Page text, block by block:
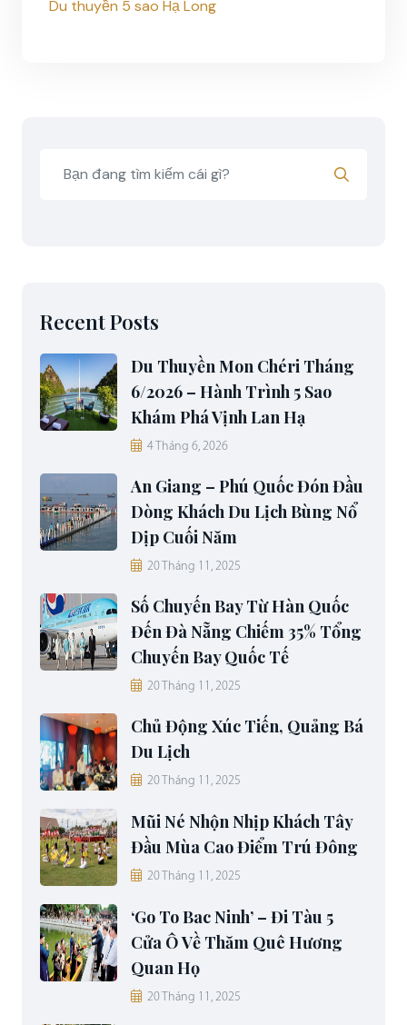
Du thuyền 5 sao Hạ Long
Recent Posts
Du Thuyền Mon Chéri Tháng
6/2026 – Hành Trình 5 Sao
Khám Phá Vịnh Lan Hạ
4 Tháng 6, 2026
An Giang – Phú Quốc Đón Đầu
Dòng Khách Du Lịch Bùng Nổ
Dịp Cuối Năm
20 Tháng 11, 2025
Số Chuyến Bay Từ Hàn Quốc
Đến Đà Nẵng Chiếm 35% Tổng
Chuyến Bay Quốc Tế
20 Tháng 11, 2025
Chủ Động Xúc Tiến, Quảng Bá
Du Lịch
20 Tháng 11, 2025
Mũi Né Nhộn Nhịp Khách Tây
Đầu Mùa Cao Điểm Trú Đông
20 Tháng 11, 2025
‘Go To Bac Ninh’ – Đi Tàu 5
Cửa Ô Về Thăm Quê Hương
Quan Họ
20 Tháng 11, 2025